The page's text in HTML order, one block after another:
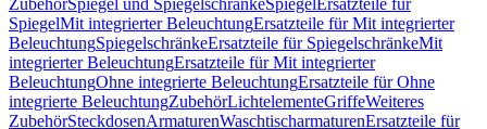
ZubehörSpiegel und SpiegelschränkeSpiegel Ersatzteile für
SpiegelMit integrierter BeleuchtungErsatzteile für Mit integrierter
BeleuchtungSpiegelschränkeErsatzteile für SpiegelschränkeMit
integrierter BeleuchtungErsatzteile für Mit integrierter
BeleuchtungOhne integrierte BeleuchtungErsatzteile für Ohne
integrierte BeleuchtungZubehörLichtelementeGriffeWeiteres
ZubehörSteckdosenArmaturenWaschtischarmaturenErsatzteile für